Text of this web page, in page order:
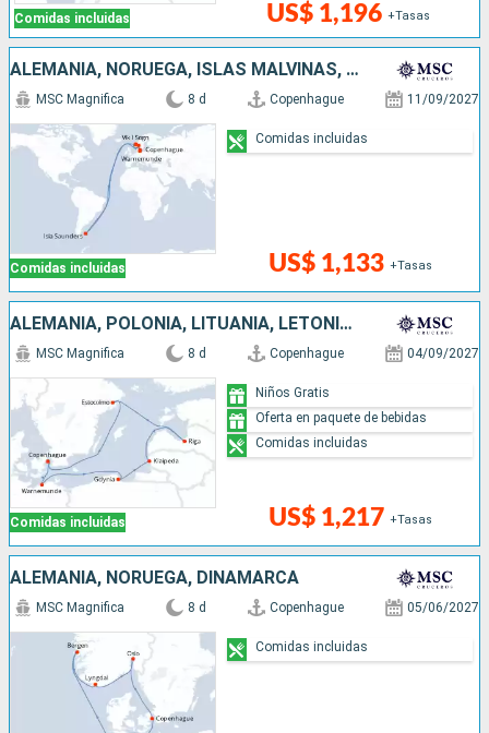
Comidas incluidas US$ 1,196 +Tasas
ALEMANIA, NORUEGA, ISLAS MALVINAS, DINAMARCA
Comidas incluidas
MSC Magnifica 8 d Copenhague 11/09/2027
US$ 1,133 +Tasas
Comidas incluidas
ALEMANIA, POLONIA, LITUANIA, LETONIA, SUECIA, DINAMARCA
Comidas incluidas
MSC Magnifica 8 d Copenhague 04/09/2027
US$ 1,217 +Tasas
Niños Gratis
Oferta en paquete de bebidas
Comidas incluidas
ALEMANIA, NORUEGA, DINAMARCA
MSC Magnifica 8 d Copenhague 05/06/2027
Comidas incluidas